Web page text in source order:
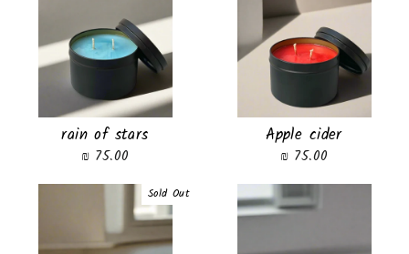
Apple cider
75.00 ₪
rain of stars
75.00 ₪
Sold Out